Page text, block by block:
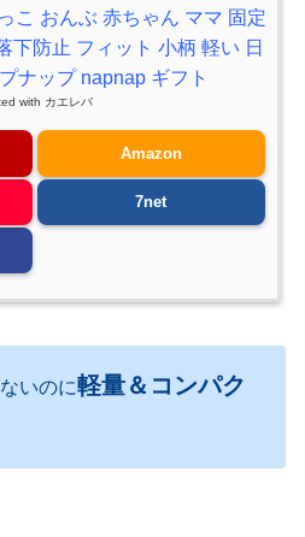
こ おんぶ 赤ちゃん ママ 固定
下防止 フィット 小柄 軽い 日
ナップ napnap ギフト
with カエレバ
Amazon
7net
いのに軽量＆コンパク